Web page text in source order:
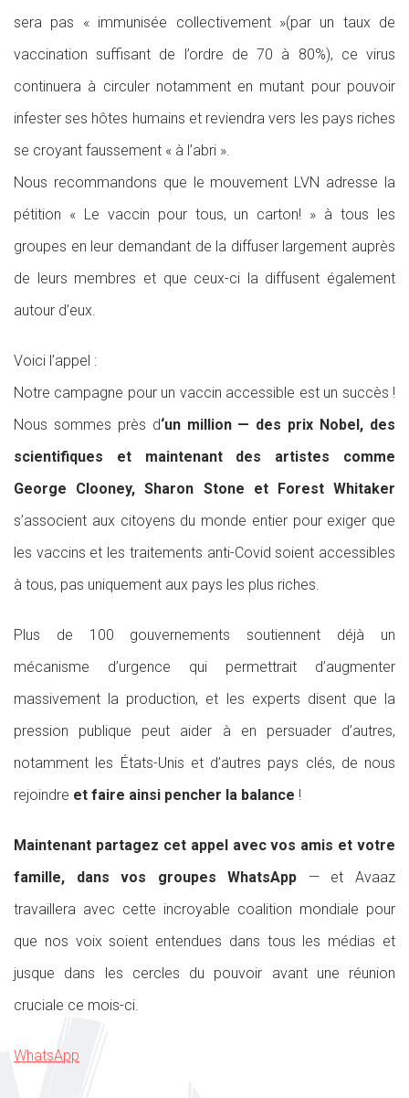
sera pas « immunisée collectivement »(par un taux de
vaccination suffisant de l’ordre de 70 à 80%), ce virus
continuera à circuler notamment en mutant pour pouvoir
infester ses hôtes humains et reviendra vers les pays riches
se croyant faussement « à l’abri ».
Nous recommandons que le mouvement LVN adresse la
pétition « Le vaccin pour tous, un carton! » à tous les
groupes en leur demandant de la diffuser largement auprès
de leurs membres et que ceux-ci la diffusent également
autour d’eux.
Voici l’appel :
Notre campagne pour un vaccin accessible est un succès !
Nous sommes près d‘un million — des prix Nobel, des
scientifiques et maintenant des artistes comme
George Clooney, Sharon Stone et Forest Whitaker
s’associent aux citoyens du monde entier pour exiger que
les vaccins et les traitements anti-Covid soient accessibles
à tous, pas uniquement aux pays les plus riches.
Plus de 100 gouvernements soutiennent déjà un
mécanisme d’urgence qui permettrait d’augmenter
massivement la production, et les experts disent que la
pression publique peut aider à en persuader d’autres,
notamment les États-Unis et d’autres pays clés, de nous
rejoindre et faire ainsi pencher la balance !
Maintenant partagez cet appel avec vos amis et votre
famille, dans vos groupes WhatsApp — et Avaaz
travaillera avec cette incroyable coalition mondiale pour
que nos voix soient entendues dans tous les médias et
jusque dans les cercles du pouvoir avant une réunion
cruciale ce mois-ci.
WhatsApp